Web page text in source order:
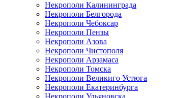
Некрополи Калининграда
Некрополи Белгорода
Некрополи Чебоксар
Некрополи Пензы
Некрополи Азова
Некрополи Чистополя
Некрополи Арзамаса
Некрополи Томска
Некрополи Великиго Устюга
Некрополи Екатеринбурга
Некрополи Ульяновска